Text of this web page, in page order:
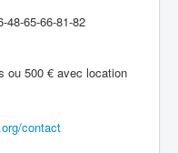
48-65-66-81-82
ou 500 € avec location
contact